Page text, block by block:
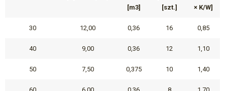
[m3]
[szt.]
× K/W]
30 12,00 0,36 16 0,85
40 9,00 0,36 12 1,10
50 7,50 0,375 10 1,40